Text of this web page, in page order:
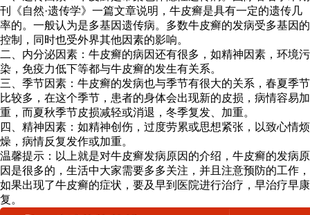
刊《自然·遗传学》一篇文章说明，牛皮癣是具有一定的遗传几
率的。一般认为是多基因遗传病。多数牛皮癣的发病受多基因的
控制，同时也受外界其他因素的影响。
二、内分泌因素：牛皮癣的病因还有很多，如精神因素，环境污
染，免疫力低下等都与牛皮癣的发生有关系。
三、季节因素：牛皮癣的发病也与季节有很大的关系，春夏季节
比较多，在这个季节，患者的身体会出现新的皮损，病情容易加
重，而夏秋季节皮损减轻或消退，冬季复发、加重。
四、精神因素：如精神创伤，过度劳累或思想紧张，以致心情烦
燥，病情反复发作或加重。
温馨提示：以上就是对牛皮癣发病原因的介绍，牛皮癣的发病原
因是很多的，生活中大家需要多多关注，并且注意预防的工作，
如果出现了牛皮癣的症状，要及早到医院进行治疗，早治疗早康
复。